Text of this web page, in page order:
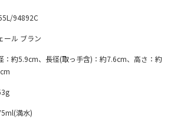
94892C
ール ブラン
：約5.9cm、長径(取っ手含)：約7.6cm、高さ：約
満水)